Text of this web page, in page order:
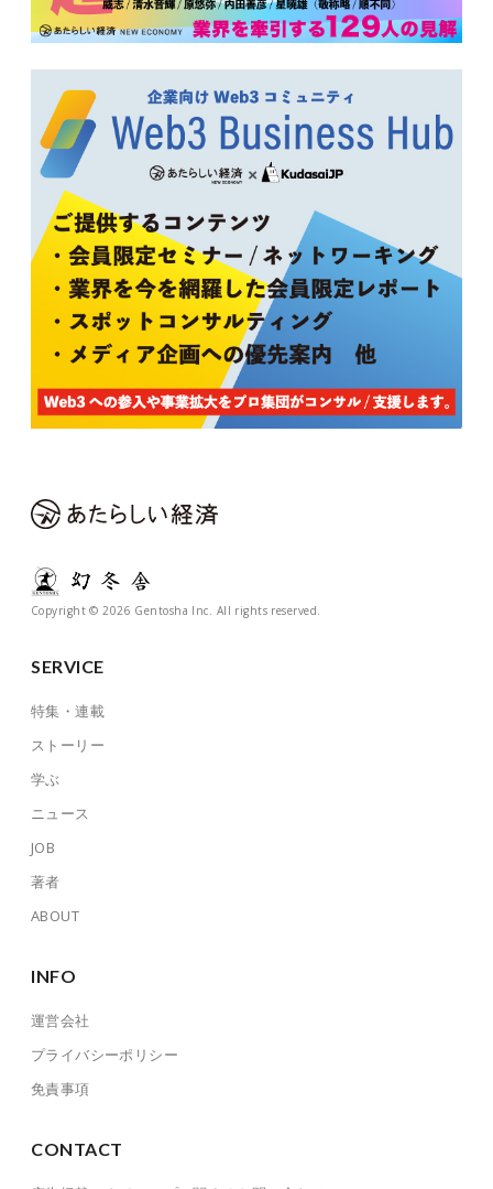
Copyright © 2026 Gentosha Inc. All rights reserved.
SERVICE
特集・連載
ストーリー
学ぶ
ニュース
JOB
著者
ABOUT
INFO
運営会社
プライバシーポリシー
免責事項
CONTACT